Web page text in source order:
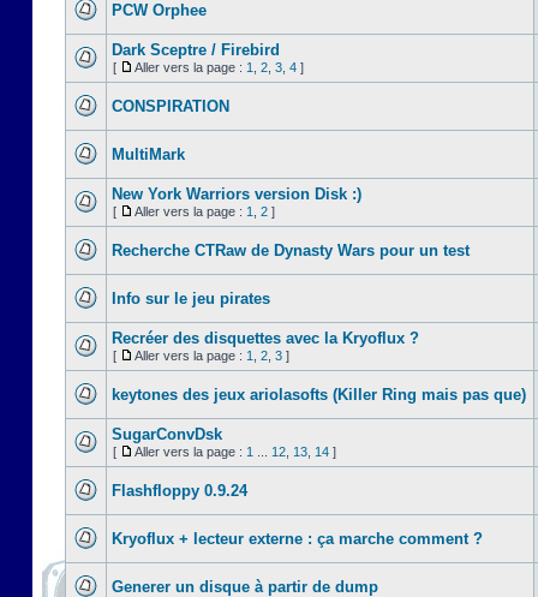
PCW Orphee
Dark Sceptre / Firebird
[ Aller vers la page : 1 2 3 4 ]
CONSPIRATION
MultiMark
New York Warriors version Disk :)
[ Aller vers la page : 1 2 ]
Recherche CTRaw de Dynasty Wars pour un test
Info sur le jeu pirates
Recréer des disquettes avec la Kryoflux ?
[ Aller vers la page : 1 2 3 ]
keytones des jeux ariolasofts (Killer Ring mais pas que)
SugarConvDsk
[ Aller vers la page : 1 12 13 14 ]
Flashfloppy 0.9.24
Kryoflux + lecteur externe : ça marche comment ?
Generer un disque à partir de dump